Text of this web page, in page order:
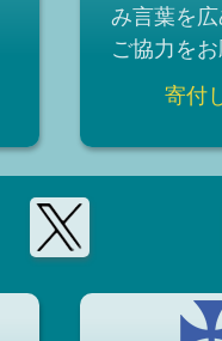
み言葉を
ご協力を
寄付